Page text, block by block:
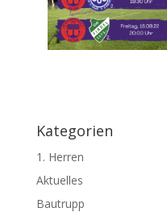
Kategorien
1. Herren
Aktuelles
Bautrupp